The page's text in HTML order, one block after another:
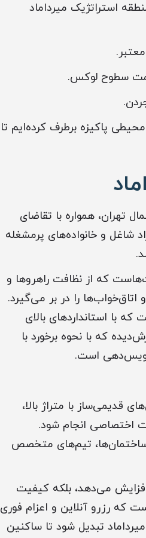
استراتژیک میرداماد
پاکیزه برطرف کرده‌ایم تا
تهران، همواره با تقاضای
شاغل و خانواده‌های پرمشغله
که از نظافت راهروها و
را در بر می‌گیرد.
با استانداردهای بالای
که با نحوه برخورد با
است.
قدیمی‌ساز با متراژ بالا،
اختصاصی انجام شود.
ساختمان‌ها، تیم‌های متخصص
می‌دهد، بلکه کیفیت
که رزرو آنلاین و اعزام فوری
تبدیل شود تا ساکنین